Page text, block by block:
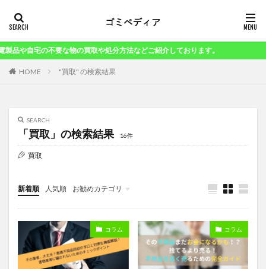
自宅の不要な物の買取や処分方法などご紹介しております。
HOME "買取" の検索結果
SEARCH
「買取」の検索結果 16件
買取
新着順 人気順 お勧めカテゴリ
コラム
コラム コラム